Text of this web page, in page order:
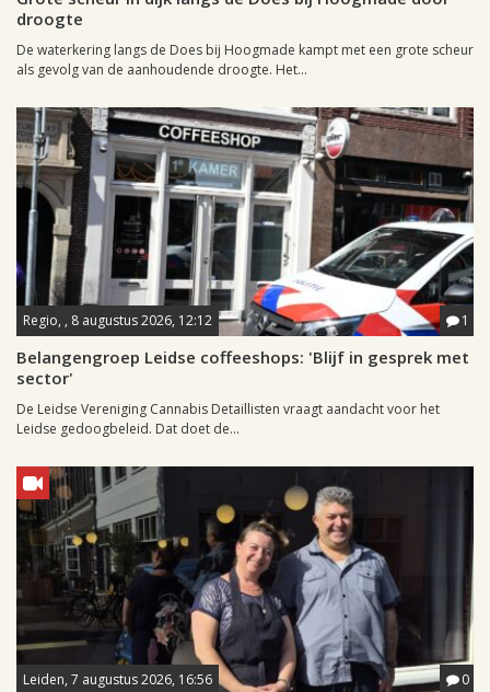
droogte
De waterkering langs de Does bij Hoogmade kampt met een grote scheur
als gevolg van de aanhoudende droogte. Het...
Regio, , 8 augustus 2026, 12:12 1
Belangengroep Leidse coffeeshops: 'Blijf in gesprek met
sector'
De Leidse Vereniging Cannabis Detaillisten vraagt aandacht voor het
Leidse gedoogbeleid. Dat doet de...
Leiden, 7 augustus 2026, 16:56 0